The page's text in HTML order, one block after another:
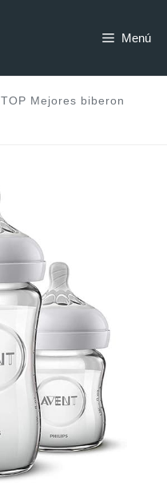
Menú
TOP Mejores biberon